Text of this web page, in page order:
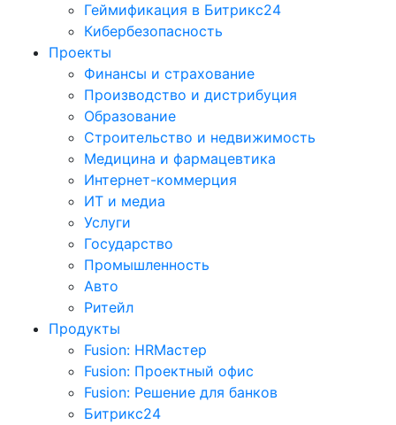
Геймификация в Битрикс24
Кибербезопасность
Проекты
Финансы и страхование
Производство и дистрибуция
Образование
Строительство и недвижимость
Медицина и фармацевтика
Интернет-коммерция
ИТ и медиа
Услуги
Государство
Промышленность
Авто
Ритейл
Продукты
Fusion: HRМастер
Fusion: Проектный офис
Fusion: Решение для банков
Битрикс24